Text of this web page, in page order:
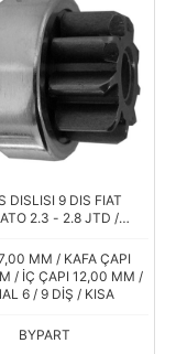
DISLISI 9 DIS FIAT
2.3 - 2.8 JTD /
2.8 HDI
MM / KAFA ÇAPI
/ İÇ ÇAPI 12,00 MM /
6 / 9 DİŞ / KISA
BYPART